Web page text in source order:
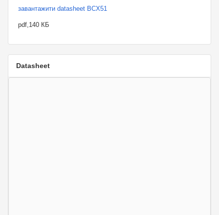
завантажити datasheet BCX51
pdf,140 КБ
Datasheet